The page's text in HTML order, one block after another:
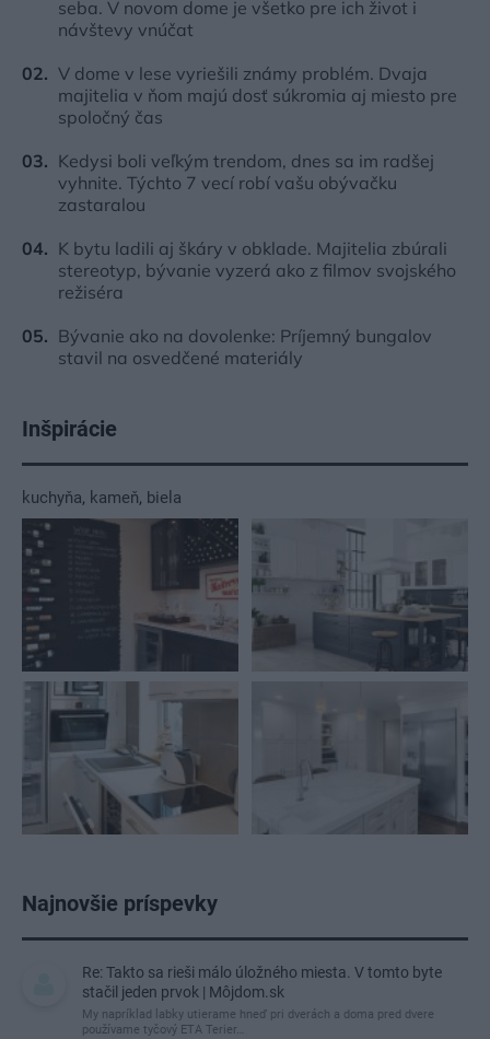
seba. V novom dome je všetko pre ich život i
návštevy vnúčat
V dome v lese vyriešili známy problém. Dvaja
majitelia v ňom majú dosť súkromia aj miesto pre
spoločný čas
Kedysi boli veľkým trendom, dnes sa im radšej
vyhnite. Týchto 7 vecí robí vašu obývačku
zastaralou
K bytu ladili aj škáry v obklade. Majitelia zbúrali
stereotyp, bývanie vyzerá ako z filmov svojského
režiséra
Bývanie ako na dovolenke: Príjemný bungalov
stavil na osvedčené materiály
Inšpirácie
kuchyňa, kameň, biela
Najnovšie príspevky
Re: Takto sa rieši málo úložného miesta. V tomto byte
stačil jeden prvok | Môjdom.sk
My napríklad labky utierame hneď pri dverách a doma pred dvere
používame tyčový ETA Terier…